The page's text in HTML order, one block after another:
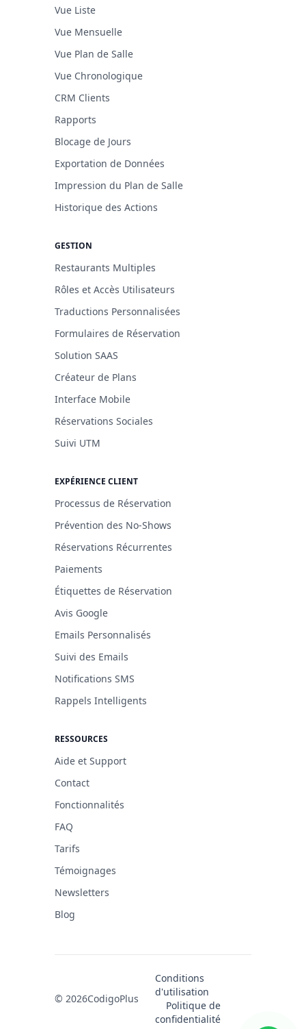
Vue Liste
Vue Mensuelle
Vue Plan de Salle
Vue Chronologique
CRM Clients
Rapports
Blocage de Jours
Exportation de Données
Impression du Plan de Salle
Historique des Actions
GESTION
Restaurants Multiples
Rôles et Accès Utilisateurs
Traductions Personnalisées
Formulaires de Réservation
Solution SAAS
Créateur de Plans
Interface Mobile
Réservations Sociales
Suivi UTM
EXPÉRIENCE CLIENT
Processus de Réservation
Prévention des No-Shows
Réservations Récurrentes
Paiements
Étiquettes de Réservation
Avis Google
Emails Personnalisés
Suivi des Emails
Notifications SMS
Rappels Intelligents
RESSOURCES
Aide et Support
Contact
Fonctionnalités
FAQ
Tarifs
Témoignages
Newsletters
Blog
© 2026CodigoPlus
Conditions
d'utilisation
Politique de
confidentialité